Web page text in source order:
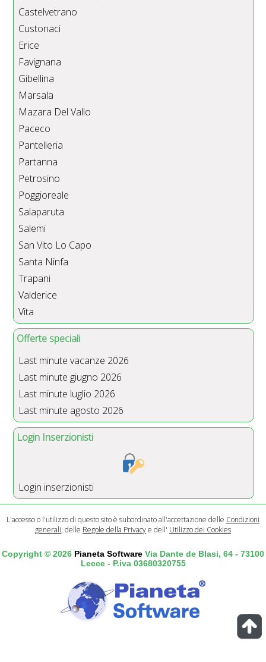
Castelvetrano
Custonaci
Erice
Favignana
Gibellina
Marsala
Mazara Del Vallo
Paceco
Pantelleria
Partanna
Petrosino
Poggioreale
Salaparuta
Salemi
San Vito Lo Capo
Santa Ninfa
Trapani
Valderice
Vita
Offerte speciali
Last minute vacanze 2026
Last minute giugno 2026
Last minute luglio 2026
Last minute agosto 2026
Login Inserzionisti
Login inserzionisti
L'accesso o l'utilizzo di questo sito è subordinato all'accettazione delle Condizioni
generali, delle Regole della Privacye dell' Utilizzo dei Cookies
Copyright © 2026 Pianeta Software Via Dante de Blasi, 64 - 73100
Lecce - P.iva 03680320755